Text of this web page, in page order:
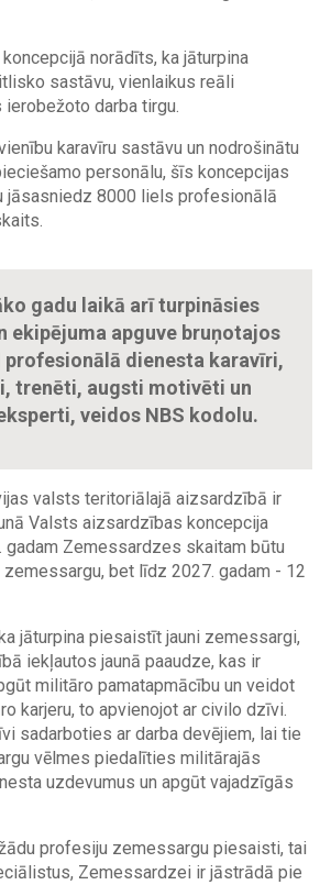
norādīts, ka jāturpina
sastāvu, vienlaikus reāli
darba tirgu.
karavīru sastāvu un nodrošinātu
personālu, šīs koncepcijas
jāsasniedz 8000 liels profesionālā
gadu laikā arī turpināsies
ekipējuma apguve bruņotajos
profesionālā dienesta karavīri,
trenēti, augsti motivēti un
veidos NBS kodolu.
valsts teritoriālajā aizsardzībā ir
Valsts aizsardzības koncepcija
Zemessardzes skaitam būtu
bet līdz 2027. gadam - 12
jāturpina piesaistīt jauni zemessargi,
iekļautos jaunā paaudze, kas ir
militāro pamatapmācību un veidot
karjeru, to apvienojot ar civilo dzīvi.
sadarboties ar darba devējiem, lai tie
vēlmes piedalīties militārajās
uzdevumus un apgūt vajadzīgās
profesiju zemessargu piesaisti, tai
Zemessardzei ir jāstrādā pie